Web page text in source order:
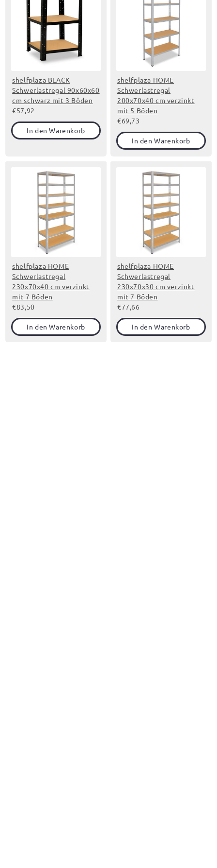
shelfplaza BLACK
Schwerlastregal 90x60x60
cm schwarz mit 3 Böden
€57,92
In den Warenkorb
shelfplaza HOME
Schwerlastregal
200x70x40 cm verzinkt
mit 5 Böden
€69,73
In den Warenkorb
shelfplaza HOME
Schwerlastregal
230x70x40 cm verzinkt
mit 7 Böden
€83,50
In den Warenkorb
shelfplaza HOME
Schwerlastregal
230x70x30 cm verzinkt
mit 7 Böden
€77,66
In den Warenkorb